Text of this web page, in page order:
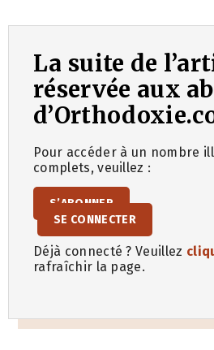
La suite de
réservée aux
Pour accéder à un nombre
complets, veuillez :
S’ABONNER
SE CONNECTER
Déjà connecté ? Veuillez
rafraîchir la page.